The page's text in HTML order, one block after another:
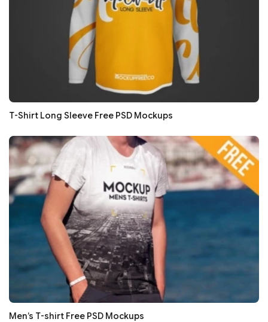
T-Shirt Long Sleeve Free PSD Mockups
Men’s T-shirt Free PSD Mockups